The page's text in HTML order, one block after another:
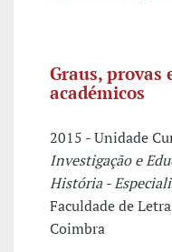
Graus, provas
académicos
2015 - Unidade
Investigação e
História -
Faculdade de
Coimbra